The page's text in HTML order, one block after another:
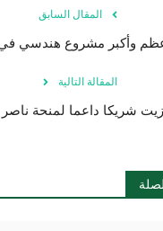
المقال السابق
وأكبر مشروع هندسي
المقالة التالية
شريكا داعما لمنحة ناصر